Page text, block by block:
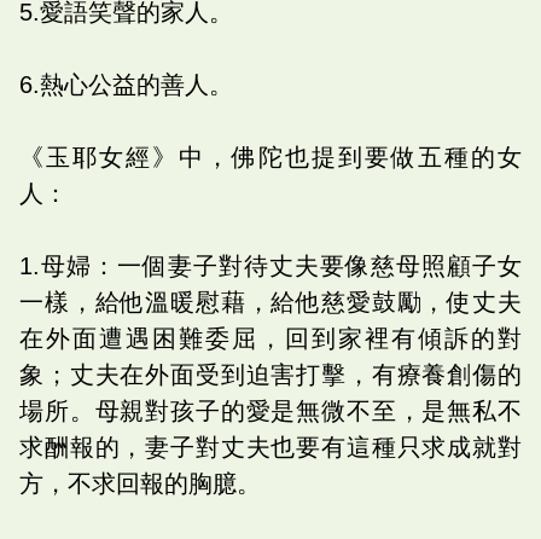
5.愛語笑聲的家人。
6.熱心公益的善人。
《玉耶女經》中，佛陀也提到要做五種的女
人：
1.母婦：一個妻子對待丈夫要像慈母照顧子女
一樣，給他溫暖慰藉，給他慈愛鼓勵，使丈夫
在外面遭遇困難委屈，回到家裡有傾訴的對
象；丈夫在外面受到迫害打擊，有療養創傷的
場所。母親對孩子的愛是無微不至，是無私不
求酬報的，妻子對丈夫也要有這種只求成就對
方，不求回報的胸臆。